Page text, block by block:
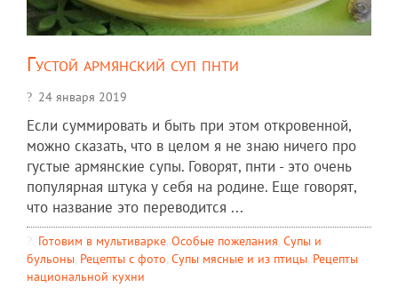
Густой армянский суп пнти
24 января 2019
Если суммировать и быть при этом откровенной,
можно сказать, что в целом я не знаю ничего про
густые армянские супы. Говорят, пнти - это очень
популярная штука у себя на родине. Еще говорят,
что название это переводится ...
Готовим в мультиварке, Особые пожелания, Супы и
бульоны, Рецепты c фото, Супы мясные и из птицы, Рецепты
национальной кухни